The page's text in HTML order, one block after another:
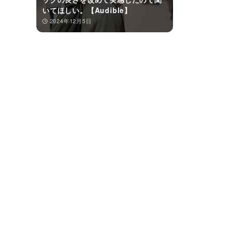
いてほしい。【Audible】
2024年12月5日